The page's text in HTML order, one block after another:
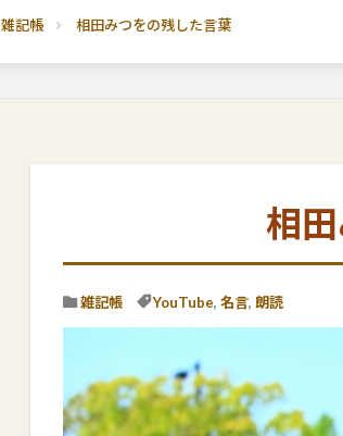
雑記帳 相田みつをの残した言葉
相
雑記帳 YouTube, 名言, 朗読